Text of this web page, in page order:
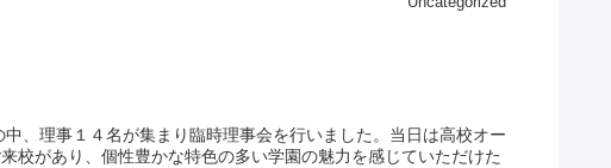
、理事１４名が集まり臨時理事会を行いました。当日は高校オー
校があり、個性豊かな特色の多い学園の魅力を感じていただけた